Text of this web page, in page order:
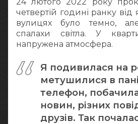
24 лютого 2022 року
четвертій годині ранку
вулицях було темно,
спалахи світла. У
напружена атмосфера.
Я подивилася на
метушилися в
телефон,
новин, різних
друзів. Так